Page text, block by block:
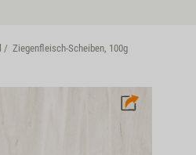
Ziegenfleisch-Scheiben, 100g